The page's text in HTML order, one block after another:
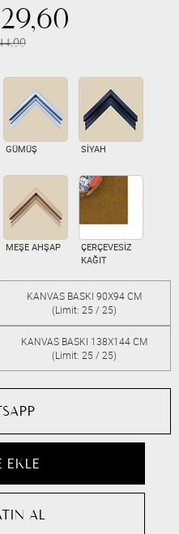
GÜMÜŞ SİYAH
MEŞE AHŞAP
ÇERÇEVESİZ
KAĞIT
KANVAS BASKI 90X94 CM
(Limit: 25 / 25)
KANVAS BASKI 138X144 CM
(Limit: 25 / 25)